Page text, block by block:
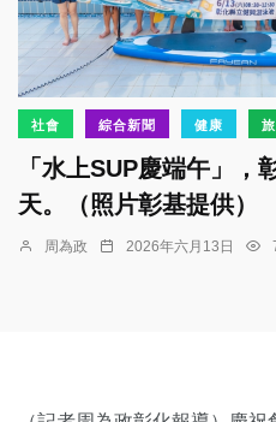
社會 綜合新聞 健康
「水上SUP慶端午」，
天。（照片彰基提供）
周為政 2026年六月13日